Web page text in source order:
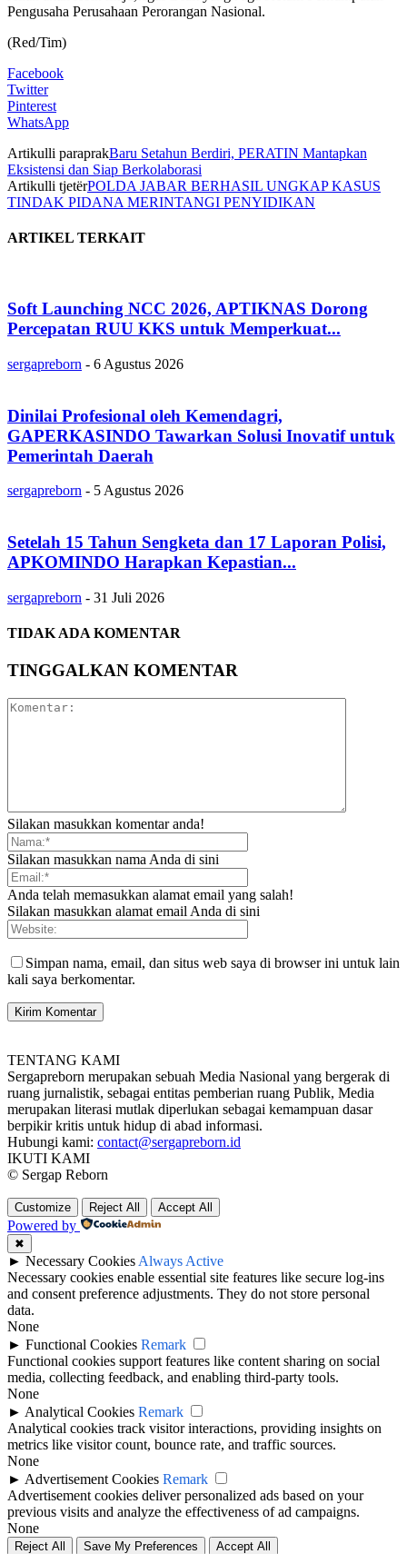
Pengusaha Perusahaan Perorangan Nasional.
(Red/Tim)
Facebook
Twitter
Pinterest
WhatsApp
Artikulli paraprakBaru Setahun Berdiri, PERATIN Mantapkan
Eksistensi dan Siap Berkolaborasi
Artikulli tjetërPOLDA JABAR BERHASIL UNGKAP KASUS
TINDAK PIDANA MERINTANGI PENYIDIKAN
ARTIKEL TERKAIT
Soft Launching NCC 2026, APTIKNAS Dorong
Percepatan RUU KKS untuk Memperkuat...
sergapreborn - 6 Agustus 2026
Dinilai Profesional oleh Kemendagri,
GAPERKASINDO Tawarkan Solusi Inovatif untuk
Pemerintah Daerah
sergapreborn - 5 Agustus 2026
Setelah 15 Tahun Sengketa dan 17 Laporan Polisi,
APKOMINDO Harapkan Kepastian...
sergapreborn - 31 Juli 2026
TIDAK ADA KOMENTAR
TINGGALKAN KOMENTAR
Silakan masukkan komentar anda!
Silakan masukkan nama Anda di sini
Anda telah memasukkan alamat email yang salah!
Silakan masukkan alamat email Anda di sini
Simpan nama, email, dan situs web saya di browser ini untuk lain
kali saya berkomentar.
TENTANG KAMI
Sergapreborn merupakan sebuah Media Nasional yang bergerak di
ruang jurnalistik, sebagai entitas pemberian ruang Publik, Media
merupakan literasi mutlak diperlukan sebagai kemampuan dasar
berpikir kritis untuk hidup di abad informasi.
Hubungi kami: contact@sergapreborn.id
IKUTI KAMI
© Sergap Reborn
Customize Reject All Accept All
Powered by
✖
► Necessary Cookies Always Active
Necessary cookies enable essential site features like secure log-ins
and consent preference adjustments. They do not store personal
data.
None
► Functional Cookies Remark
Functional cookies support features like content sharing on social
media, collecting feedback, and enabling third-party tools.
None
► Analytical Cookies Remark
Analytical cookies track visitor interactions, providing insights on
metrics like visitor count, bounce rate, and traffic sources.
None
► Advertisement Cookies Remark
Advertisement cookies deliver personalized ads based on your
previous visits and analyze the effectiveness of ad campaigns.
None
Reject All Save My Preferences Accept All